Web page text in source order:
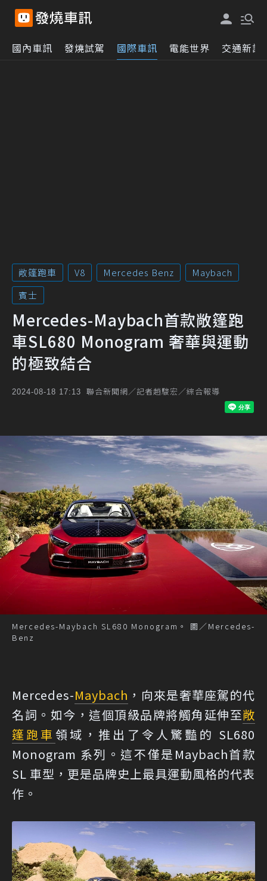
國內車訊 發燒試駕 國際車訊 電能世界 交通新訊
敞篷跑車 V8 Mercedes Benz
Maybach
賓士
Mercedes-Maybach首款敞篷跑
車SL680 Monogram 奢華與運動
的極致結合
2024-08-18 17:13 聯合新聞網／記者趙駿宏／綜合報導
Mercedes-Maybach SL680 Monogram。 圖／Mercedes-
Benz
Mercedes-Maybach ，向來是奢華座駕的代
名詞。如今，這個頂級品牌將觸角延伸至敞
篷跑車 領域，推出了令人驚豔的 SL680
Monogram 系列。這不僅是Maybach首款
SL 車型，更是品牌史上最具運動風格的代表
作。